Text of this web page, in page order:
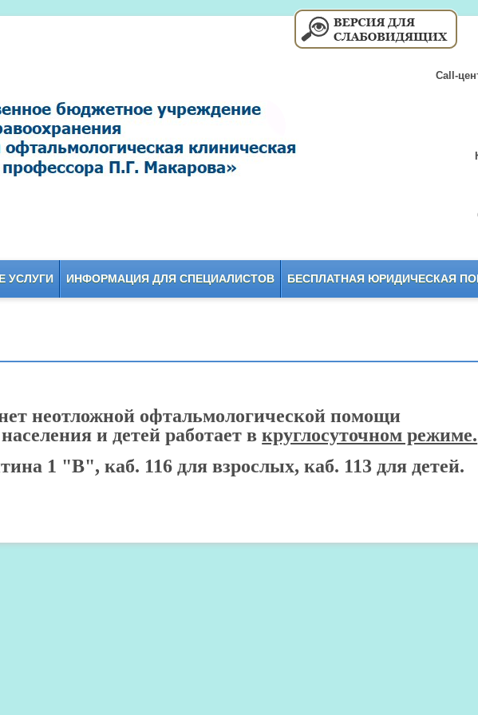
Call-
УСЛУГИ ИНФОРМАЦИЯ ДЛЯ СПЕЦИАЛИСТОВ БЕСПЛАТНАЯ ЮРИДИЧЕСКАЯ
неотложной офтальмологической помощи
и детей работает вкруглосуточном режиме.
1 "В", каб. 116 для взрослых, каб. 113 для детей.